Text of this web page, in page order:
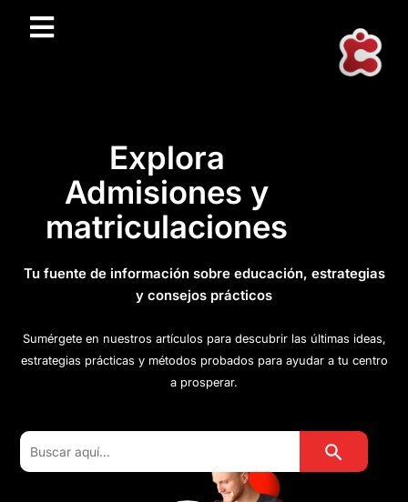
Explora
Admisiones y
matriculaciones
Tu fuente de información sobre educación, estrategias
y consejos prácticos
Sumérgete en nuestros artículos para descubrir las últimas ideas,
estrategias prácticas y métodos probados para ayudar a tu centro
a prosperar.
Buscar: Botón de